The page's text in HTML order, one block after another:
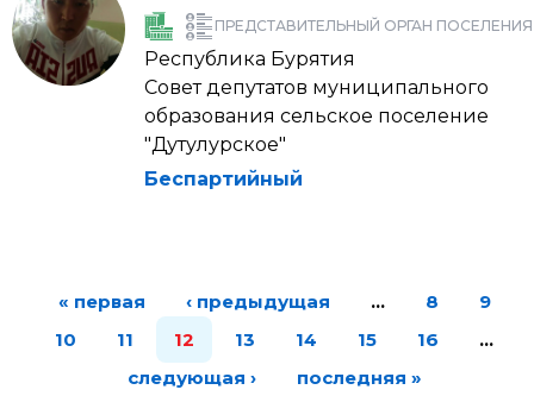
ПРЕДСТАВИТЕЛЬНЫЙ ОРГАН ПОСЕЛЕНИЯ
Республика Бурятия
Совет депутатов муниципального
образования сельское поселение
"Дутулурское"
Беспартийный
« первая ‹ предыдущая … 8
9
10
11 12 13 14 15 16
…
следующая ›
последняя »